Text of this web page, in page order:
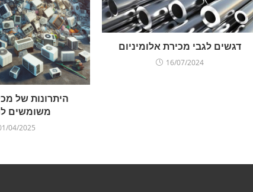
היתרונות של
משומשים
04/2025
דגשים לגבי מכירת אלומיניום
16/07/2024